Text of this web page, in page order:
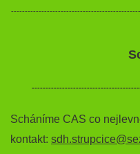
Scháníme CAS co
kontakt: